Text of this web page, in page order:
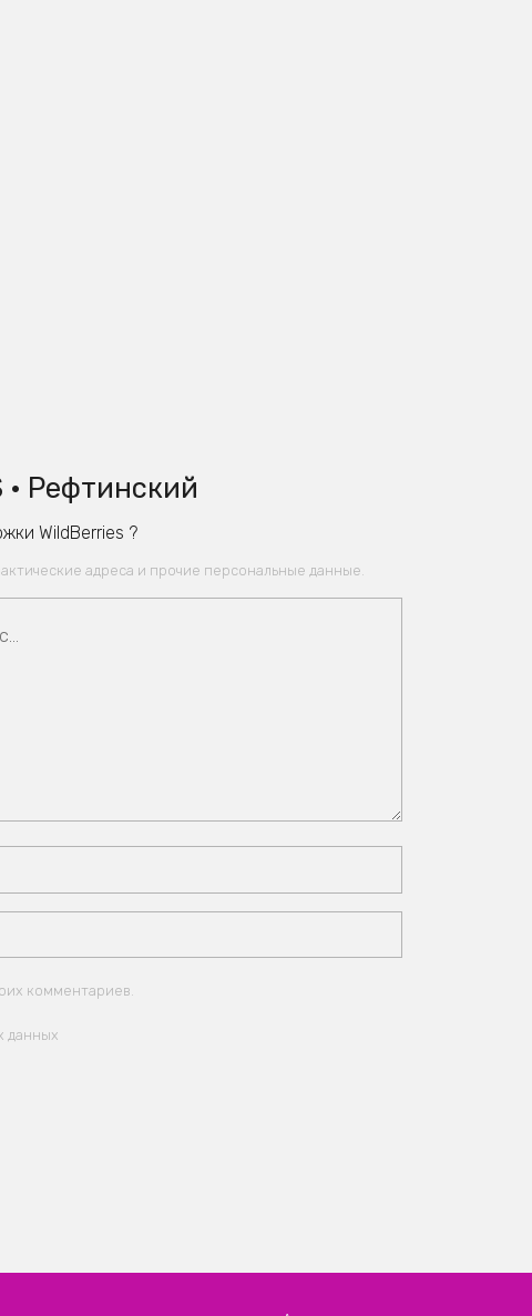
• Рефтинский
WildBerries ?
адреса и прочие персональные данные.
комментариев.
данных